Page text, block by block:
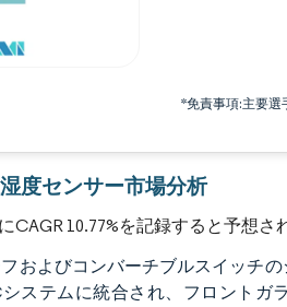
*免責事項:主要選
度センサー市場分析
10.77%を記録すると予想さ
およびコンバーチブルスイッチ
ステムに統合され、フロントガ